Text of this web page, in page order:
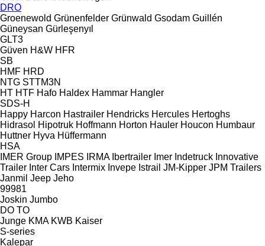
DRO
Groenewold Grünenfelder Grünwald Gsodam Guillén
Güneysan Gürleşenyıl
GLT3
Güven H&W HFR
SB
HMF HRD
NTG STTM3N
HT HTF Hafo Haldex Hammar Hangler
SDS-H
Happy Harcon Hastrailer Hendricks Hercules Hertoghs
Hidrasol Hipotruk Hoffmann Horton Hauler Houcon Humbaur
Huttner Hyva Hüffermann
HSA
IMER Group IMPES IRMA Ibertrailer Imer Indetruck Innovative
Trailer Inter Cars Intermix Invepe Istrail JM-Kipper JPM Trailers
Janmil Jeep Jeho
99981
Joskin Jumbo
DO TO
Junge KMA KWB Kaiser
S-series
Kalepar